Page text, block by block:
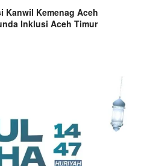
Kanwil Kemenag Aceh
Inklusi Aceh Timur